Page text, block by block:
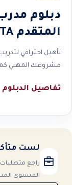
دبلوم
المتقدم CTTA™
تأهيل احترافي
مشروعك المهني
تفاصيل الدبلوم
لست
راجع
المستوى